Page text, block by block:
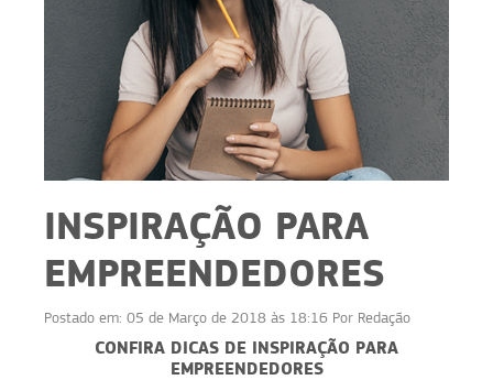
INSPIRAÇÃO PARA
EMPREENDEDORES
Postado em: 05 de Março de 2018 às 18:16 Por Redação
CONFIRA DICAS DE INSPIRAÇÃO PARA
EMPREENDEDORES